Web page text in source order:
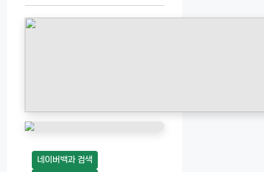
네이버백과 검색